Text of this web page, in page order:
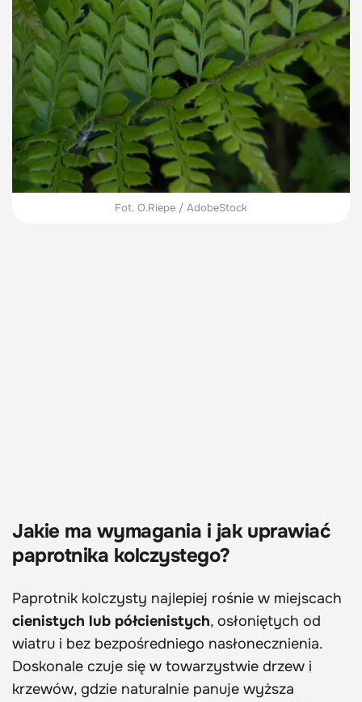
Fot. O.Riepe / AdobeStock
Jakie ma wymagania i jak uprawiać
paprotnika kolczystego?
Paprotnik kolczysty najlepiej rośnie w miejscach
cienistych lub półcienistych, osłoniętych od
wiatru i bez bezpośredniego nasłonecznienia.
Doskonale czuje się w towarzystwie drzew i
krzewów, gdzie naturalnie panuje wyższa